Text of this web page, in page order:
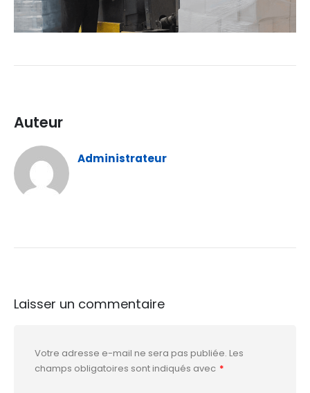
Auteur
Administrateur
Laisser un commentaire
Votre adresse e-mail ne sera pas publiée. Les
champs obligatoires sont indiqués avec *